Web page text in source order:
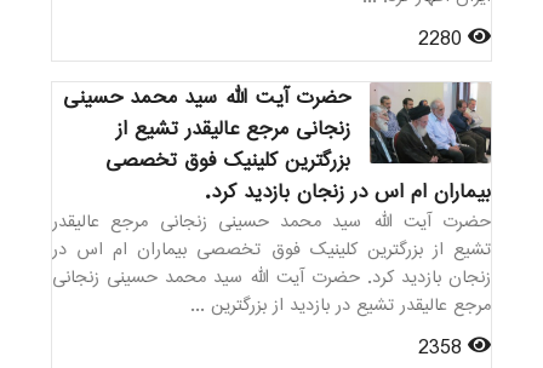
حضرت آیت الله سید محمد حسینی
زنجانی مرجع عالیقدر تشیع از
بزرگترین کلینیک فوق تخصصی
بیماران ام اس در زنجان بازدید کرد.
حضرت آیت الله سید محمد حسینی زنجانی مرجع عالیقدر
تشیع از بزرگترین کلینیک فوق تخصصی بیماران ام اس در
زنجان بازدید کرد. حضرت آیت الله سید محمد حسینی زنجانی
مرجع عالیقدر تشیع در بازدید از بزرگترین ...